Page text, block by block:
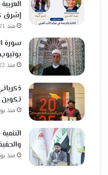
إشرق
منذ 21 ساعة
سورة
منذ 22 ساعة
تكوين
منذ
منذ